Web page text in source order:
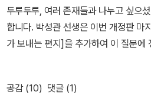
랑하는 열정만큼은 이들을 압도한다.
로서 졸업을 앞두고 있지만, 진로가 마땅치
이후에 그녀가 바이올리니스트로서 설
의 친분으로 대학원 진학을 꿈꾸었지
나는 바람에 대학원 입학도 어려워졌
리가 아담의 시대보다 더 오래 계속되
지속>은 더 길거나 짧은 것으로 또는
되기 때문에 어떤 지속도 신에게 귀속
재는 영원하므로, 곧 신의 존재 안에
없으므로 우리는 우리가 신에 대해서
두루두루, 여러 존재들과 나누고 싶으
합니다. 박성관 선생은 이번 개정판 마
가 보내는 편지]을 추가하여 이 질문에
는 건 없다. 중요한 것은, 나는 뭘 하고
쁘고 행복한가? 이다.” 이것이야말로
공감 (10) 댓글 (1)